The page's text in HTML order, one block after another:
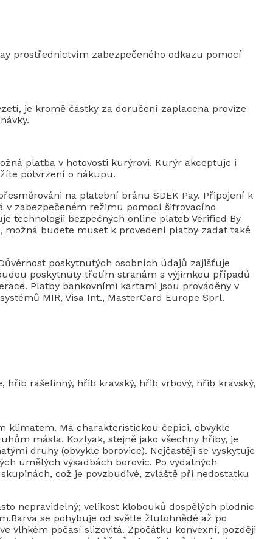
prostřednictvím zabezpečeného odkazu pomocí
je kromě částky za doručení zaplacena provize
platba v hotovosti kurýrovi. Kurýr akceptuje i
potvrzení o nákupu.
na platební bránu SDEK Pay. Připojení k
zabezpečeném režimu pomocí šifrovacího
technologii bezpečných online plateb Verified By
možná budete muset k provedení platby zadat také
poskytnutých osobních údajů zajišťuje
poskytnuty třetím stranám s výjimkou případů
Platby bankovními kartami jsou prováděny v
MIR, Visa Int., MasterCard Europe Sprl.
hřib rašelinný, hřib kravský, hřib vrbový, hřib kravský,
klimatem. Má charakteristickou čepici, obvykle
másla. Kozlyak, stejně jako všechny hřiby, je
druhy (obvykle borovice). Nejčastěji se vyskytuje
umělých výsadbách borovic. Po vydatných
což je povzbudivé, zvláště při nedostatku
nepravidelný; velikost klobouků dospělých plodnic
se pohybuje od světle žlutohnědé až po
vlhkém počasí slizovitá. Zpočátku konvexní, později